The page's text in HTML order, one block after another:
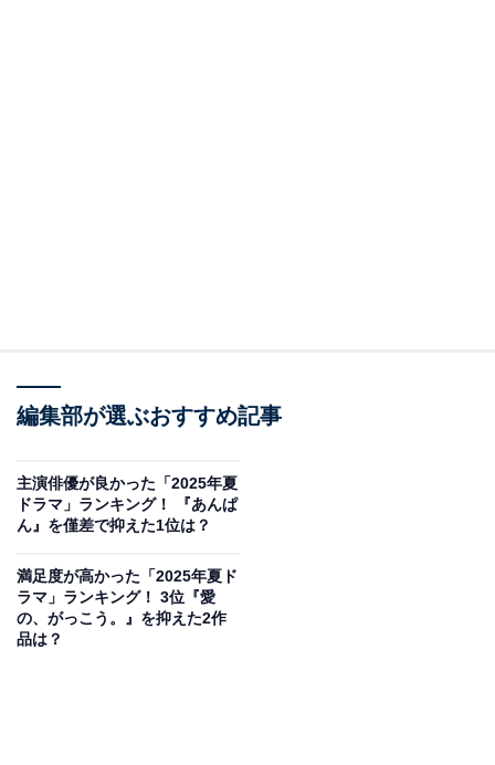
編集部が選ぶおすすめ記事
主演俳優が良かった「2025年夏
ドラマ」ランキング！ 『あんぱ
ん』を僅差で抑えた1位は？
満足度が高かった「2025年夏ド
ラマ」ランキング！ 3位『愛
の、がっこう。』を抑えた2作
品は？